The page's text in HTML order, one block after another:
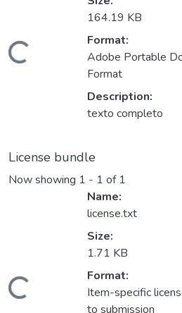
164.19 KB
Format:
Adobe Portable
Format
Description:
texto completo
License bundle
Now showing 1 - 1 of 1
Name:
license.txt
Size:
1.71 KB
Format:
Item-specific
to submission